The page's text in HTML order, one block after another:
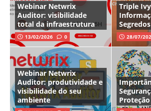
Webinar Netwrix
Auditor: visibilidade
total da infraestrutura
13/02/2026 0
Triple
Segredos
28/07/
Webinar Netwrix
Auditor: produtividade e
visibilidade do seu
ambiente